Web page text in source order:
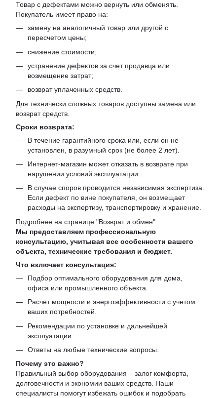
Товар с дефектами можно вернуть или обменять.
Покупатель имеет право на:
замену на аналогичный товар или другой с
пересчетом цены;
снижение стоимости;
устранение дефектов за счет продавца или
возмещение затрат;
возврат уплаченных средств.
Для технически сложных товаров доступны замена или
возврат средств.
Сроки возврата:
В течение гарантийного срока или, если он не
установлен, в разумный срок (не более 2 лет).
Интернет-магазин может отказать в возврате при
нарушении условий эксплуатации.
В случае споров проводится независимая экспертиза.
Если дефект по вине покупателя, он возмещает
расходы на экспертизу, транспортировку и хранение.
Подробнее на странице "Возврат и обмен"
Мы предоставляем профессиональную
консультацию, учитывая все особенности вашего
объекта, технические требования и бюджет.
Что включает консультация:
Подбор оптимального оборудования для дома,
офиса или промышленного объекта.
Расчет мощности и энергоэффективности с учетом
ваших потребностей.
Рекомендации по установке и дальнейшей
эксплуатации.
Ответы на любые технические вопросы.
Почему это важно?
Правильный выбор оборудования – залог комфорта,
долговечности и экономии ваших средств. Наши
специалисты помогут избежать ошибок и подобрать